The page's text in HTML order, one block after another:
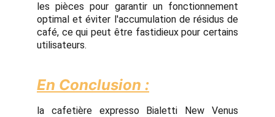
les pièces pour garantir un fonctionnement
optimal et éviter l'accumulation de résidus de
café, ce qui peut être fastidieux pour certains
utilisateurs.
En Conclusion :
la cafetière expresso Bialetti New Venus